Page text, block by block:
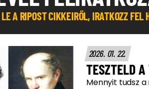
A RIPOST CIKKEIRŐL, IRATKOZZ FEL
2026. 01. 22.
TESZTELD A
Mennyit tudsz